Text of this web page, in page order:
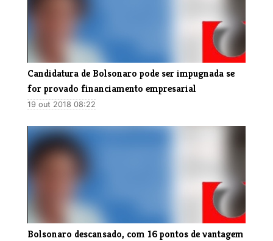
Candidatura de Bolsonaro pode ser impugnada se
for provado financiamento empresarial
19 out 2018 08:22
Bolsonaro descansado, com 16 pontos de vantagem